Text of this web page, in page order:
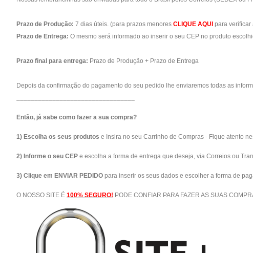
Prazo de Produção: 7 dias úteis. (para prazos menores CLIQUE AQUI para verificar
Prazo de Entrega: O mesmo será informado ao inserir o seu CEP no produto
Prazo final para entrega: Prazo de Produção + Prazo de Entrega
Depois da confirmação do pagamento do seu pedido lhe enviaremos todas as
Então, já sabe como fazer a sua compra?
1) Escolha os seus produtos e Insira no seu Carrinho de Compras - Fique atento
2) Informe o seu CEP e escolha a forma de entrega que deseja, via Correios ou
3) Clique em ENVIAR PEDIDO para inserir os seus dados e escolher a forma de
O NOSSO SITE É 100% SEGURO! PODE CONFIAR PARA FAZER AS SUAS